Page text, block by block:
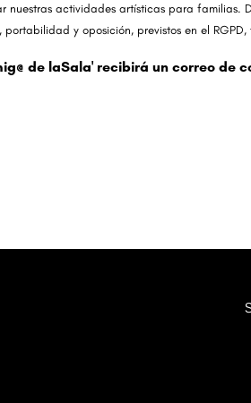
nuestras actividades artísticas para familias.
y oposición, previstos en el
de laSala' recibirá un correo de